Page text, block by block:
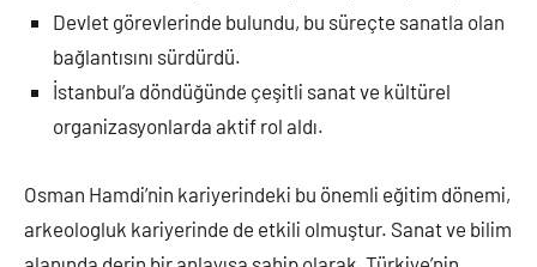
Devlet görevlerinde bulundu, bu süreçte sanatla olan
bağlantısını sürdürdü.
İstanbul’a döndüğünde çeşitli sanat ve kültürel
organizasyonlarda aktif rol aldı.
Osman Hamdi’nin kariyerindeki bu önemli eğitim dönemi,
arkeologluk kariyerinde de etkili olmuştur. Sanat ve bilim